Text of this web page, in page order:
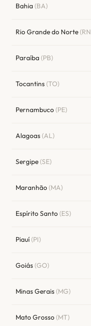
Bahia (BA)
Rio Grande do Norte
Paraíba (PB)
Tocantins(TO)
Pernambuco(PE)
Alagoas(AL)
Sergipe(SE)
Maranhão(MA)
Espírito Santo(ES)
Piauí(PI)
Goiás(GO)
Minas Gerais(MG)
Mato Grosso(MT)